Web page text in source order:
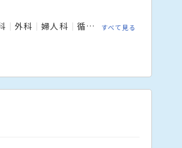
外科 婦人科 循環器内科 放射線科
すべて見る